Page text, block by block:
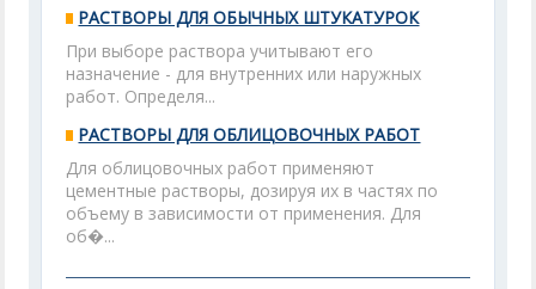
РАСТВОРЫ ДЛЯ ОБЫЧНЫХ ШТУКАТУРОК
При выборе раствора учитывают его
назначение - для внутренних или наружных
работ. Определя...
РАСТВОРЫ ДЛЯ ОБЛИЦОВОЧНЫХ РАБОТ
Для облицовочных работ применяют
цементные растворы, дозируя их в частях по
объему в зависимости от применения. Для
об�...